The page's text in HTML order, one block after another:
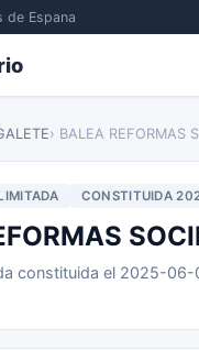
de Espana
› BALEA REFORMAS
CONSTITUIDA
constituida el 2025-06-